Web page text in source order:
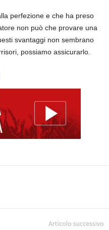
perfezione e che ha preso
non può che provare una
svantaggi non sembrano
possiamo assicurarlo.
Articolo successivo